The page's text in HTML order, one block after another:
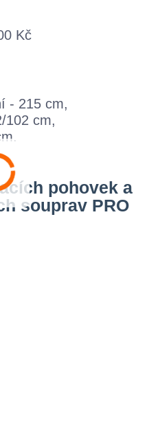
Kč
- 215 cm,
102 cm,
pohovek a
souprav PRO